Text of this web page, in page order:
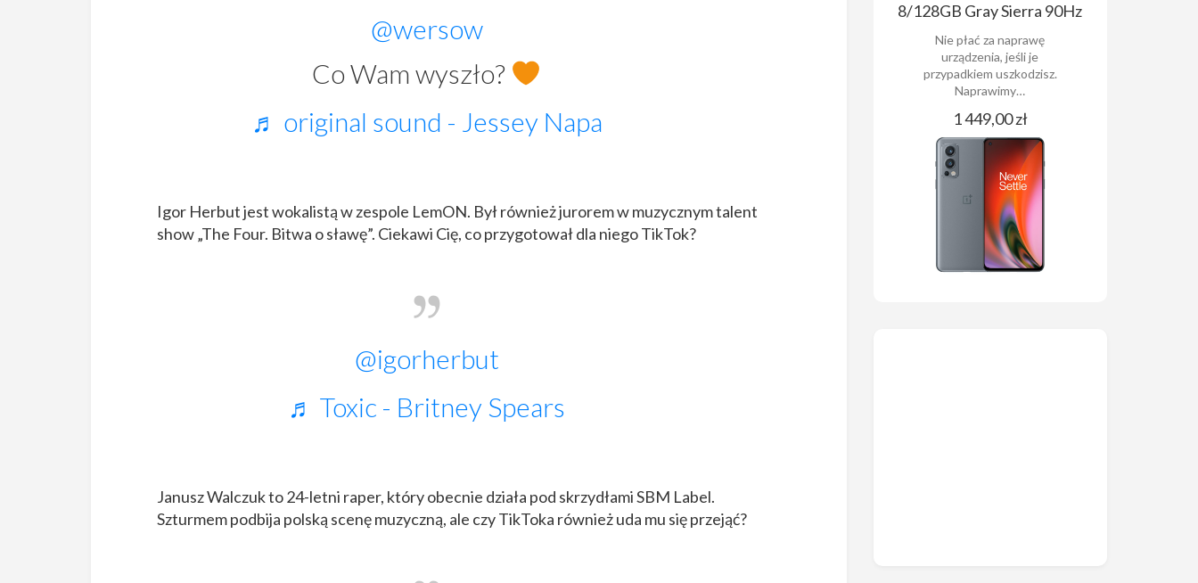
@wersow
Co Wam wyszło?
♬ original sound - Jessey Napa
Igor Herbut jest wokalistą w zespole LemON. Był również jurorem w muzycznym talent
show „The Four. Bitwa o sławę”. Ciekawi Cię, co przygotował dla niego TikTok?
@igorherbut
♬ Toxic - Britney Spears
Janusz Walczuk to 24-letni raper, który obecnie działa pod skrzydłami SBM Label.
Szturmem podbija polską scenę muzyczną, ale czy TikToka również uda mu się przejąć?
8/128GB Gray Sierra 90Hz
Nie płać za naprawę
urządzenia, jeśli je
przypadkiem uszkodzisz.
Naprawimy…
1 449,00 zł